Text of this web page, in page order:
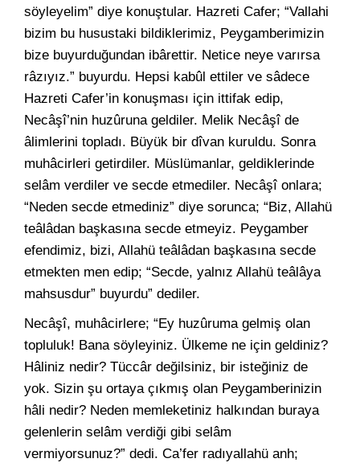
söyleyelim” diye konuştular. Hazreti Cafer; “Vallahi
bizim bu husustaki bildiklerimiz, Peygamberimizin
bize buyurduğundan ibârettir. Netice neye varırsa
râzıyız.” buyurdu. Hepsi kabûl ettiler ve sâdece
Hazreti Cafer’in konuşması için ittifak edip,
Necâşî’nin huzûruna geldiler. Melik Necâşî de
âlimlerini topladı. Büyük bir dîvan kuruldu. Sonra
muhâcirleri getirdiler. Müslümanlar, geldiklerinde
selâm verdiler ve secde etmediler. Necâşî onlara;
“Neden secde etmediniz” diye sorunca; “Biz, Allahü
teâlâdan başkasına secde etmeyiz. Peygamber
efendimiz, bizi, Allahü teâlâdan başkasına secde
etmekten men edip; “Secde, yalnız Allahü teâlâya
mahsusdur” buyurdu” dediler.
Necâşî, muhâcirlere; “Ey huzûruma gelmiş olan
topluluk! Bana söyleyiniz. Ülkeme ne için geldiniz?
Hâliniz nedir? Tüccâr değilsiniz, bir isteğiniz de
yok. Sizin şu ortaya çıkmış olan Peygamberinizin
hâli nedir? Neden memleketiniz halkından buraya
gelenlerin selâm verdiği gibi selâm
vermiyorsunuz?” dedi. Ca’fer radıyallahü anh;